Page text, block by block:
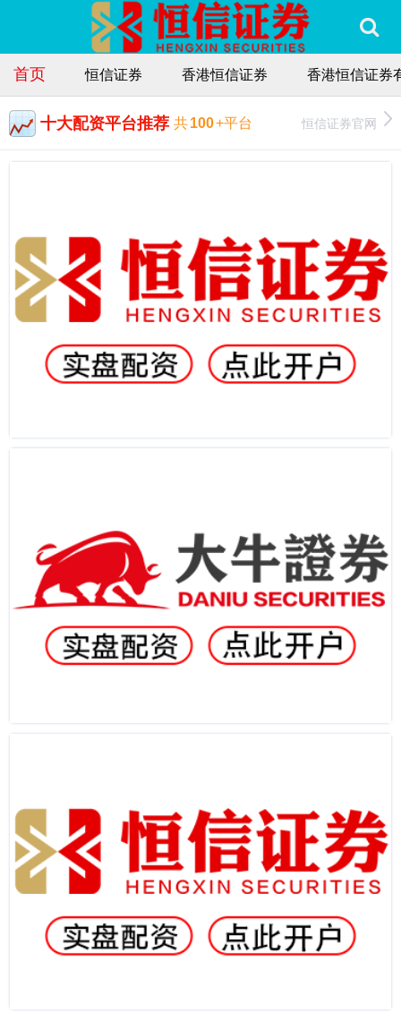
首页 恒信证券 香港恒信证券 香港恒信证券
十大配资平台推荐 共100+平台 恒信证券官网